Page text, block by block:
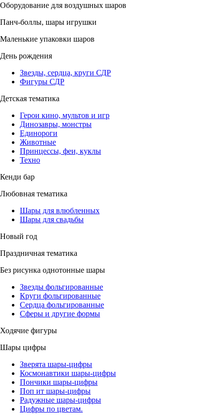
Оборудование для воздушных шаров
Панч-боллы, шары игрушки
Маленькие упаковки шаров
День рождения
Звезды, сердца, круги СДР
Фигуры СДР
Детская тематика
Герои кино, мультов и игр
Динозавры, монстры
Единороги
Животные
Принцессы, феи, куклы
Техно
Кенди бар
Любовная тематика
Шары для влюбленных
Шары для свадьбы
Новый год
Праздничная тематика
Без рисунка однотонные шары
Звезды фольгированные
Круги фольгированные
Сердца фольгированные
Сферы и другие формы
Ходячие фигуры
Шары цифры
Зверята шары-цифры
Космонавтики шары-цифры
Пончики шары-цифры
Поп ит шары-цифры
Радужные шары-цифры
Цифры по цветам.